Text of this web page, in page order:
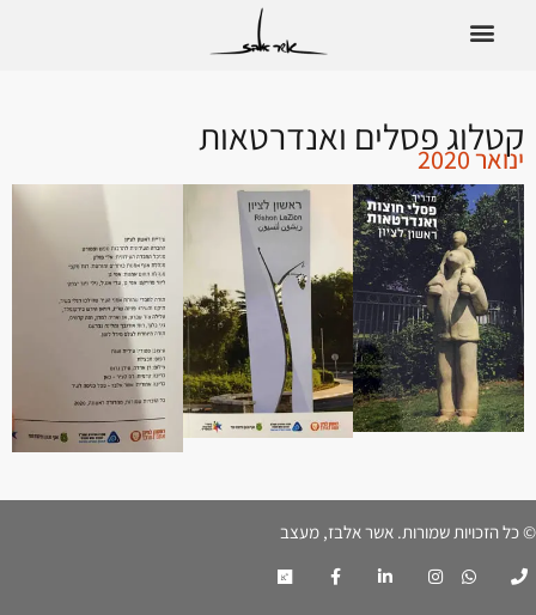
קטלוג פסלים ואנדרטאות
ינואר 2020
© כל הזכויות שמורות. אשר אלבז, מעצב